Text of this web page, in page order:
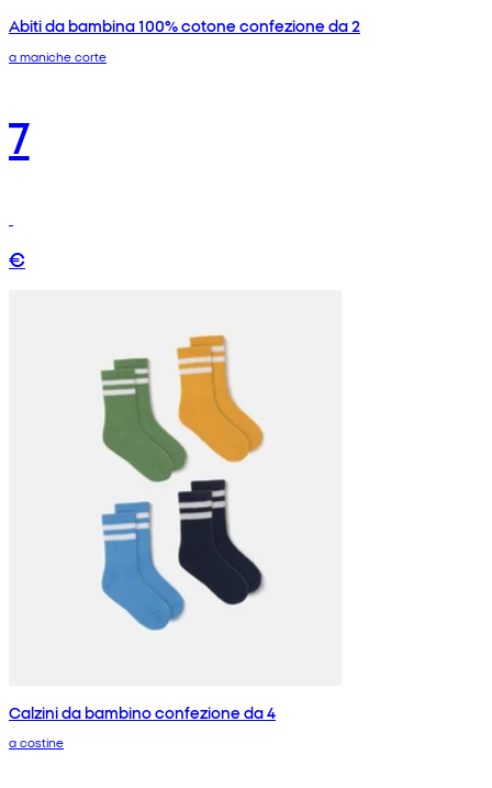
Abiti da bambina 100% cotone confezione da 2
a maniche corte
7
€
Calzini da bambino confezione da 4
a costine